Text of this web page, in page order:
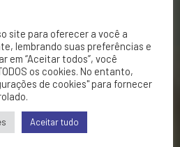
site para oferecer a você a
lembrando suas preferências e
em “Aceitar todos”, você
os cookies. No entanto,
de cookies" para fornecer
Aceitar tudo